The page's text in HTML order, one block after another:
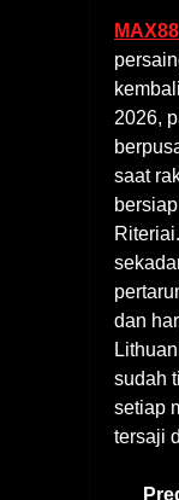
2026,
saat
dan
sudah
setiap
tersaji